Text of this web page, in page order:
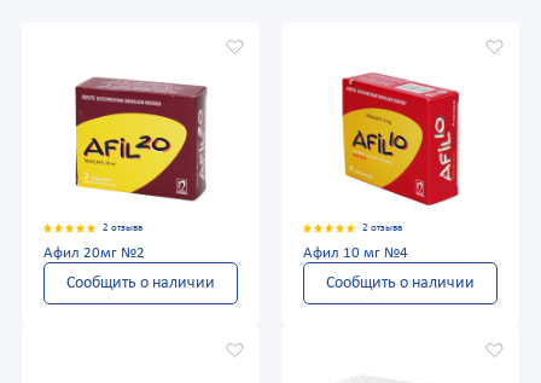
2 отзыва
Афил 20мг №2
Сообщить о наличии
2 отзыва
Афил 10 мг №4
Сообщить о наличии